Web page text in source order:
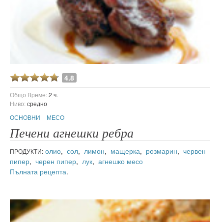
4.8
Общо Време:2 ч.
Ниво:средно
ОСНОВНИ
МЕСО
Печени агнешки ребра
ПРОДУКТИ: олио, сол, лимон, мащерка, розмарин, червен
пипер, черен пипер, лук, агнешко месо
Пълната рецепта.